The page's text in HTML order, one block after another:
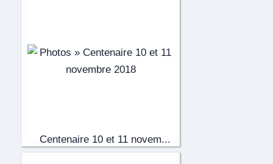
Centenaire 10 et 11 novem...